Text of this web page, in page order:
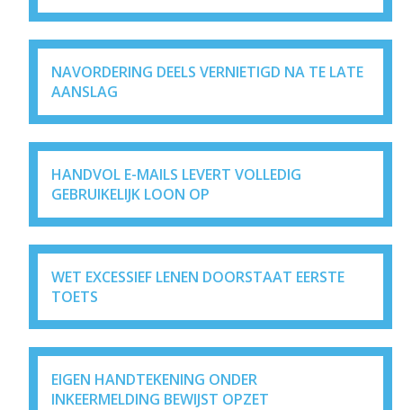
NAVORDERING DEELS VERNIETIGD NA TE LATE
AANSLAG
HANDVOL E-MAILS LEVERT VOLLEDIG
GEBRUIKELIJK LOON OP
WET EXCESSIEF LENEN DOORSTAAT EERSTE
TOETS
EIGEN HANDTEKENING ONDER
INKEERMELDING BEWIJST OPZET